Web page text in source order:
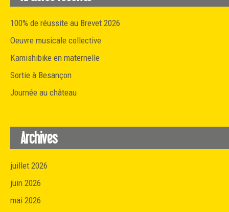
100% de réussite au Brevet 2026
Oeuvre musicale collective
Kamishibike en maternelle
Sortie à Besançon
Journée au château
Archives
juillet 2026
juin 2026
mai 2026